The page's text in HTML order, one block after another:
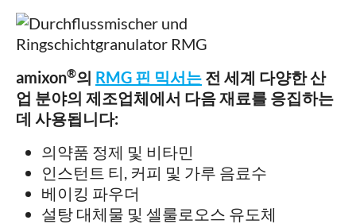
amixon®의 RMG 핀 믹서는 전 세계 다양한 산
업 분야의 제조업체에서 다음 재료를 응집하는
데 사용됩니다:
의약품 정제 및 비타민
인스턴트 티, 커피 및 가루 음료수
베이킹 파우더
설탕 대체물 및 셀룰로오스 유도체